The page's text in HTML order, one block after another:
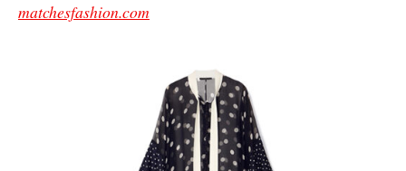
matchesfashion.com